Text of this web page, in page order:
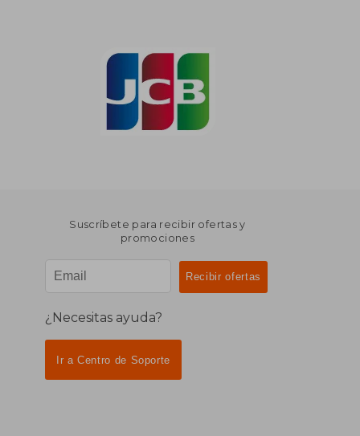
Suscríbete para recibir ofertas y
promociones
¿Necesitas ayuda?
Ir a Centro de Soporte